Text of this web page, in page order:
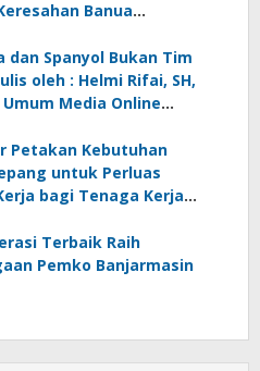
Banua
Oleh : Helmi
dan Spanyol Bukan Tim
oleh : Helmi Rifai, SH,
Media Online
Petakan Kebutuhan
untuk Perluas
bagi Tenaga Kerja
Terbaik Raih
Pemko Banjarmasin